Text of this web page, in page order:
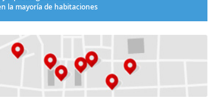
la mayoría de habitaciones